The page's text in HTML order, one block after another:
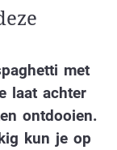
met
laat achter
ontdooien.
kun je op